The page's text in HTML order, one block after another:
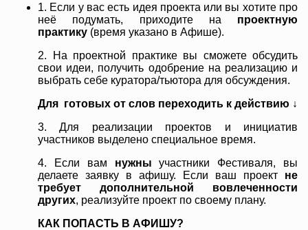
1. Если у вас есть идея проекта или вы хотите про
неё подумать, приходите на проектную
практику (время указано в Афише).
2. На проектной практике вы сможете обсудить
свои идеи, получить одобрение на реализацию и
выбрать себе куратора/тьютора для обсуждения.
Для готовых от слов переходить к действию ↓
3.
Для реализации проектов и инициатив
участников выделено специальное время.
4. Если вам нужны участники Фестиваля, вы
делаете заявку в афишу. Если ваш проект не
требует дополнительной вовлеченности
других, реализуйте проект по своему плану.
КАК ПОПАСТЬ В АФИШУ?